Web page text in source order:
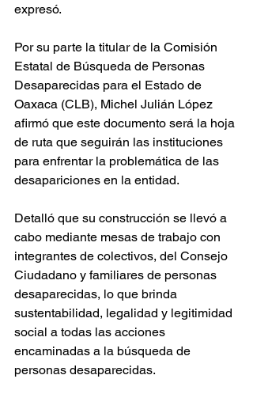
expresó.
Por su parte la titular de la Comisión
Estatal de Búsqueda de Personas
Desaparecidas para el Estado de
Oaxaca (CLB), Michel Julián López
afirmó que este documento será la hoja
de ruta que seguirán las instituciones
para enfrentar la problemática de las
desapariciones en la entidad.
Detalló que su construcción se llevó a
cabo mediante mesas de trabajo con
integrantes de colectivos, del Consejo
Ciudadano y familiares de personas
desaparecidas, lo que brinda
sustentabilidad, legalidad y legitimidad
social a todas las acciones
encaminadas a la búsqueda de
personas desaparecidas.